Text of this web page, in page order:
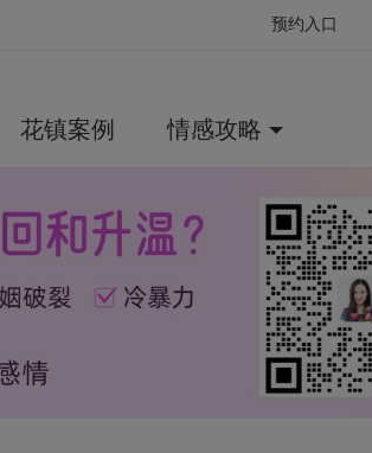
预约入口
花镇案例 情感攻略